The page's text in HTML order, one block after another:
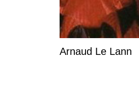
Arnaud Le Lann